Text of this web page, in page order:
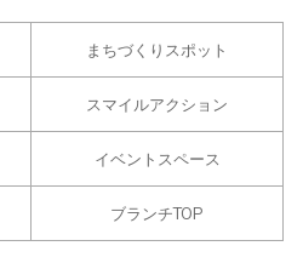
まちづくりスポット
スマイルアクション
イベントスペース
ブランチTOP